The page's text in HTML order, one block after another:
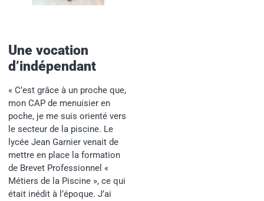
Une vocation
d’indépendant
« C’est grâce à un proche que,
mon CAP de menuisier en
poche, je me suis orienté vers
le secteur de la piscine. Le
lycée Jean Garnier venait de
mettre en place la formation
de Brevet Professionnel «
Métiers de la Piscine », ce qui
était inédit à l’époque. J’ai